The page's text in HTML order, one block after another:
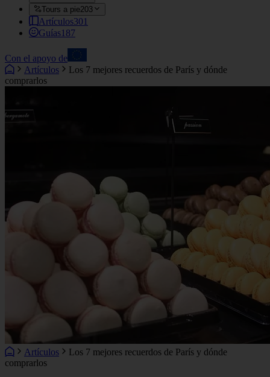
Tours a pie203
Artículos301
Guías187
Con el apoyo de
Artículos
Los 7 mejores recuerdos de París y dónde
comprarlos
Artículos
Los 7 mejores recuerdos de París y dónde
comprarlos